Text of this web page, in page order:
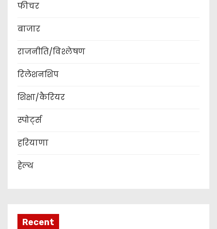
फीचर
बाजार
राजनीति/विश्लेषण
रिलेशनशिप
शिक्षा/कैरियर
स्पोर्ट्स
हरियाणा
हेल्थ
Recent